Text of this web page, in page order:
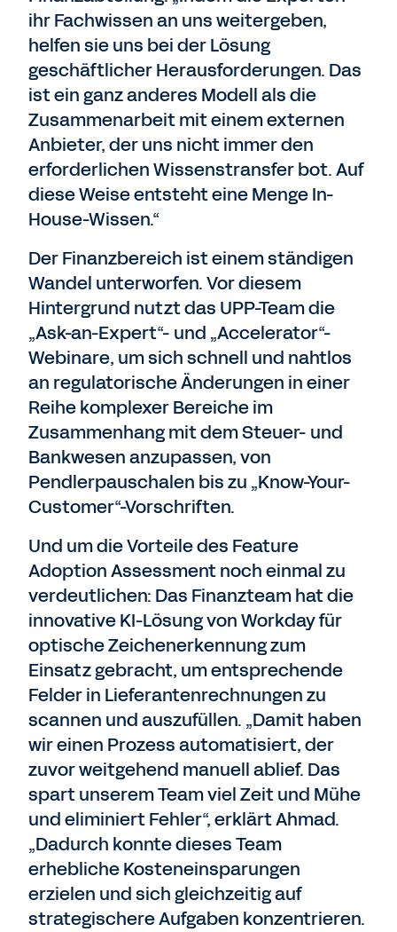
ihr Fachwissen an uns weitergeben,
helfen sie uns bei der Lösung
geschäftlicher Herausforderungen. Das
ist ein ganz anderes Modell als die
Zusammenarbeit mit einem externen
Anbieter, der uns nicht immer den
erforderlichen Wissenstransfer bot. Auf
diese Weise entsteht eine Menge In-
House-Wissen.“
Der Finanzbereich ist einem ständigen
Wandel unterworfen. Vor diesem
Hintergrund nutzt das UPP-Team die
„Ask-an-Expert“- und „Accelerator“-
Webinare, um sich schnell und nahtlos
an regulatorische Änderungen in einer
Reihe komplexer Bereiche im
Zusammenhang mit dem Steuer- und
Bankwesen anzupassen, von
Pendlerpauschalen bis zu „Know-Your-
Customer“-Vorschriften.
Und um die Vorteile des Feature
Adoption Assessment noch einmal zu
verdeutlichen: Das Finanzteam hat die
innovative KI-Lösung von Workday für
optische Zeichenerkennung zum
Einsatz gebracht, um entsprechende
Felder in Lieferantenrechnungen zu
scannen und auszufüllen. „Damit haben
wir einen Prozess automatisiert, der
zuvor weitgehend manuell ablief. Das
spart unserem Team viel Zeit und Mühe
und eliminiert Fehler“, erklärt Ahmad.
„Dadurch konnte dieses Team
erhebliche Kosteneinsparungen
erzielen und sich gleichzeitig auf
strategischere Aufgaben konzentrieren.